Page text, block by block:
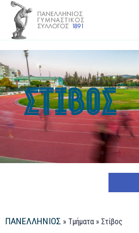
ΣΤΊΒΟΣ
ΠΑΝΕΛΛΗΝΙΟΣ » Τμήματα » Στίβος